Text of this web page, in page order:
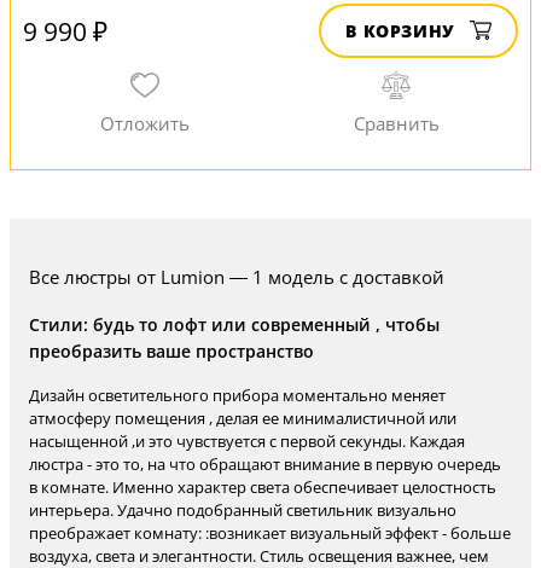
9 990 ₽ В КОРЗИНУ
Все люстры от Lumion — 1 модель с доставкой
Стили: будь то лофт или современный , чтобы
преобразить ваше пространство
Дизайн осветительного прибора моментально меняет
атмосферу помещения , делая ее минималистичной или
насыщенной ,и это чувствуется с первой секунды. Каждая
люстра - это то, на что обращают внимание в первую очередь
в комнате. Именно характер света обеспечивает целостность
интерьера. Удачно подобранный светильник визуально
преображает комнату: :возникает визуальный эффект - больше
воздуха, света и элегантности. Стиль освещения важнее, чем